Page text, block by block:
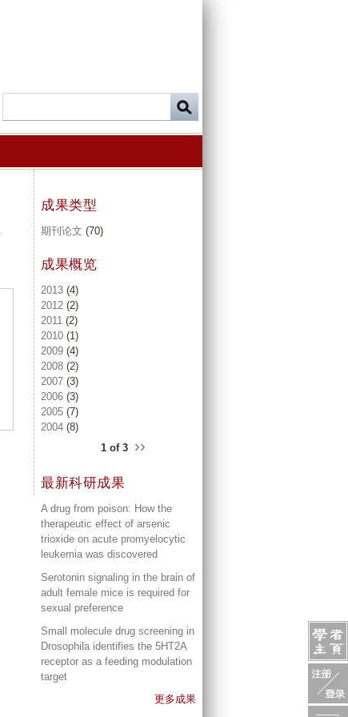
成果类型
期刊论文 (70)
成果概览
2013 (4)
2012 (2)
2011 (2)
2010 (1)
2009 (4)
2008 (2)
2007 (3)
2006 (3)
2005 (7)
2004 (8)
1 of 3 ››
最新科研成果
A drug from poison: How the
therapeutic effect of arsenic
trioxide on acute promyelocytic
leukemia was discovered
Serotonin signaling in the brain of
adult female mice is required for
sexual preference
Small molecule drug screening in
Drosophila identifies the 5HT2A
receptor as a feeding modulation
target
更多成果